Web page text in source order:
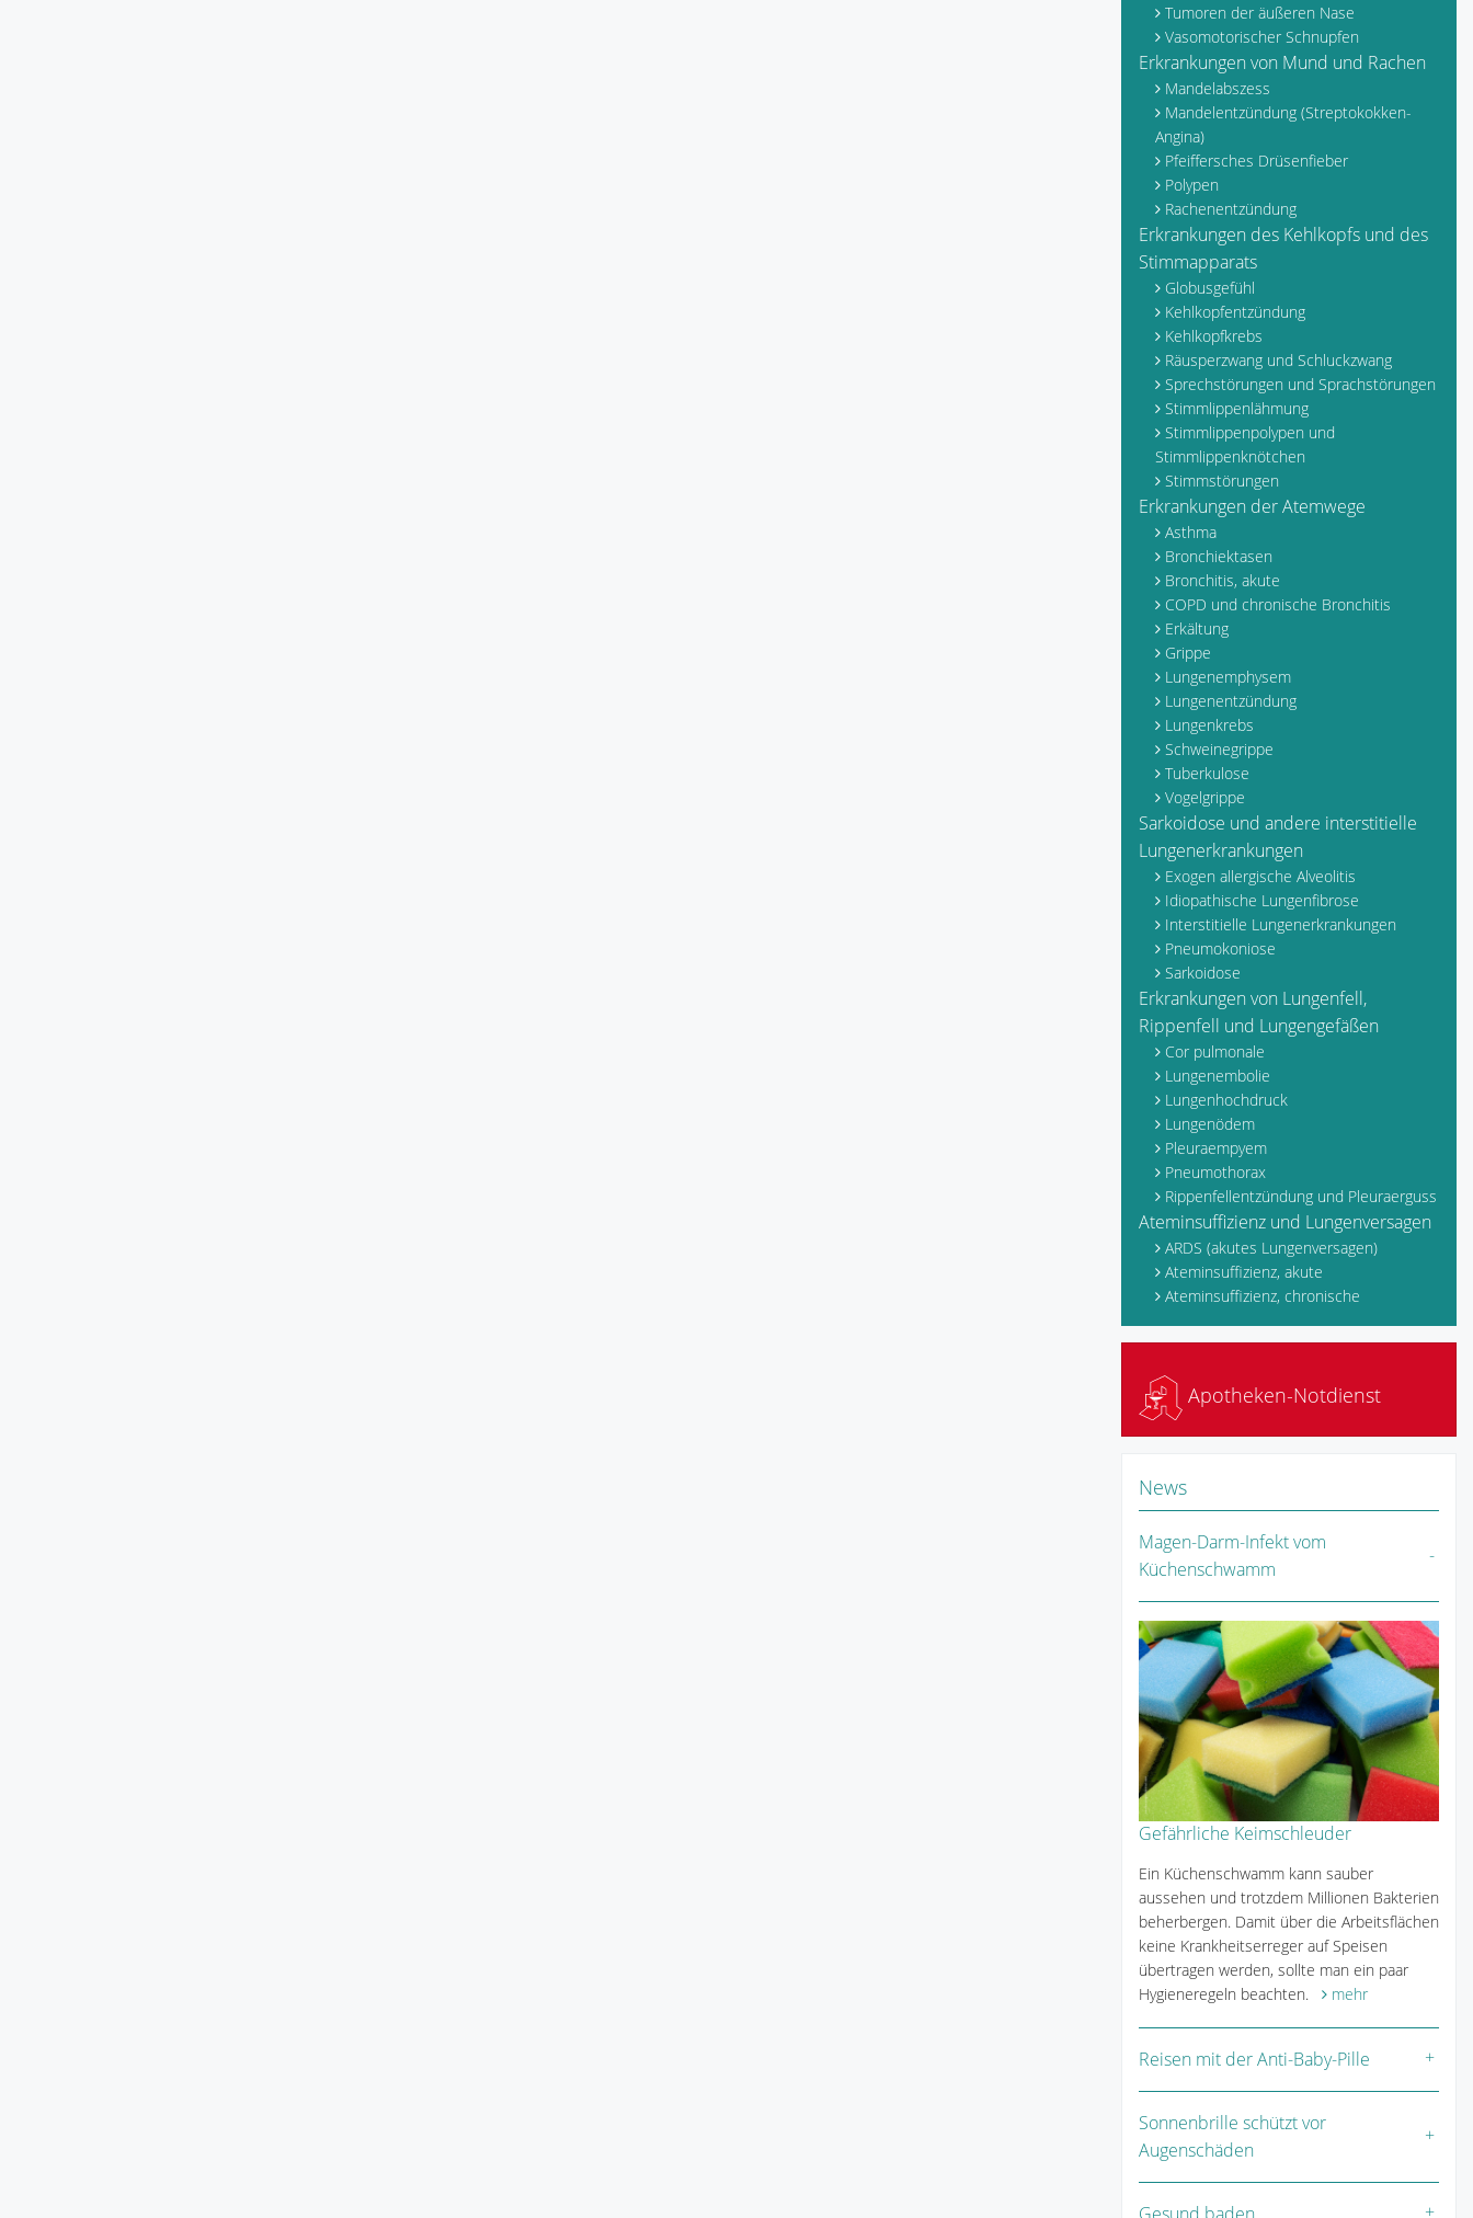
Tumoren der äußeren Nase
Vasomotorischer Schnupfen
Erkrankungen von Mund und Rachen
Mandelabszess
Mandelentzündung (Streptokokken-
Angina)
Pfeiffersches Drüsenfieber
Polypen
Rachenentzündung
Erkrankungen des Kehlkopfs und des
Stimmapparats
Globusgefühl
Kehlkopfentzündung
Kehlkopfkrebs
Räusperzwang und Schluckzwang
Sprechstörungen und Sprachstörungen
Stimmlippenlähmung
Stimmlippenpolypen und
Stimmlippenknötchen
Stimmstörungen
Erkrankungen der Atemwege
Asthma
Bronchiektasen
Bronchitis, akute
COPD und chronische Bronchitis
Erkältung
Grippe
Lungenemphysem
Lungenentzündung
Lungenkrebs
Schweinegrippe
Tuberkulose
Vogelgrippe
Sarkoidose und andere interstitielle
Lungenerkrankungen
Exogen allergische Alveolitis
Idiopathische Lungenfibrose
Interstitielle Lungenerkrankungen
Pneumokoniose
Sarkoidose
Erkrankungen von Lungenfell,
Rippenfell und Lungengefäßen
Cor pulmonale
Lungenembolie
Lungenhochdruck
Lungenödem
Pleuraempyem
Pneumothorax
Rippenfellentzündung und Pleuraerguss
Ateminsuffizienz und Lungenversagen
ARDS (akutes Lungenversagen)
Ateminsuffizienz, akute
Ateminsuffizienz, chronische
Apotheken-Notdienst
News
Magen-Darm-Infekt vom
Küchenschwamm
Gefährliche Keimschleuder
Ein Küchenschwamm kann sauber
aussehen und trotzdem Millionen Bakterien
beherbergen. Damit über die Arbeitsflächen
keine Krankheitserreger auf Speisen
übertragen werden, sollte man ein paar
Hygieneregeln beachten.
mehr
Reisen mit der Anti-Baby-Pille
Sonnenbrille schützt vor
Augenschäden
Gesund baden